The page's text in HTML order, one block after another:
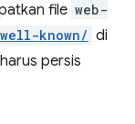
file web-
known/ di
persis